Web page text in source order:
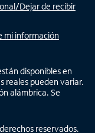
Dejar de recibir
mi información
disponibles en
reales pueden variar.
alámbrica. Se
reservados.